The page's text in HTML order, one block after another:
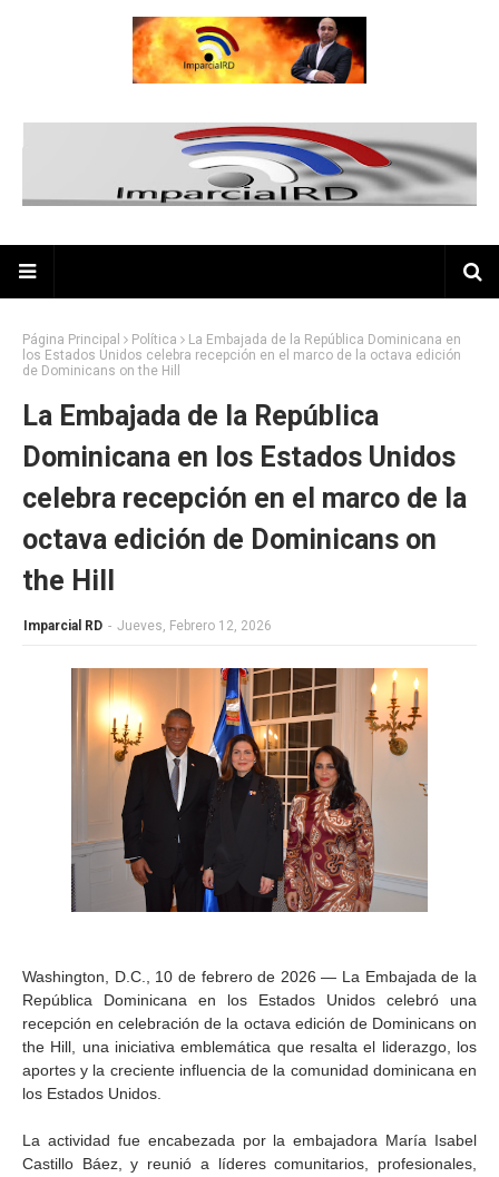
Página Principal Política
La Embajada de la República Dominicana en
los Estados Unidos celebra recepción en el marco de la octava edición
de Dominicans on the Hill
La Embajada de la República
Dominicana en los Estados Unidos
celebra recepción en el marco de la
octava edición de Dominicans on
the Hill
Imparcial RD - Jueves, Febrero 12, 2026
Washington, D.C., 10 de febrero de 2026 — La Embajada de la
República Dominicana en los Estados Unidos celebró una
recepción en celebración de la octava edición de Dominicans on
the Hill, una iniciativa emblemática que resalta el liderazgo, los
aportes y la creciente influencia de la comunidad dominicana en
los Estados Unidos.
La actividad fue encabezada por la embajadora María Isabel
Castillo Báez, y reunió a líderes comunitarios, profesionales,